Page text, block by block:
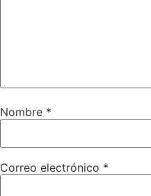
Nombre *
Correo electrónico *